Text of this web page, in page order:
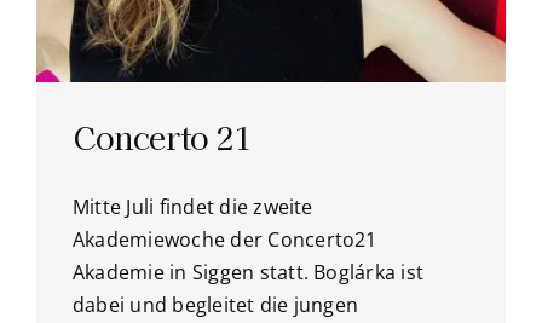
Concerto 21
Mitte Juli findet die zweite
Akademiewoche der Concerto21
Akademie in Siggen statt. Boglárka ist
dabei und begleitet die jungen